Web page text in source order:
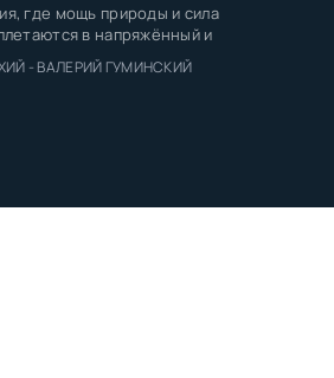
где мощь природы и сила
в напряжённый и
- ВАЛЕРИЙ ГУМИНСКИЙ